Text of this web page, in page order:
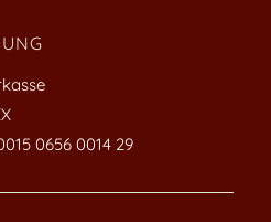
0656 0014 29